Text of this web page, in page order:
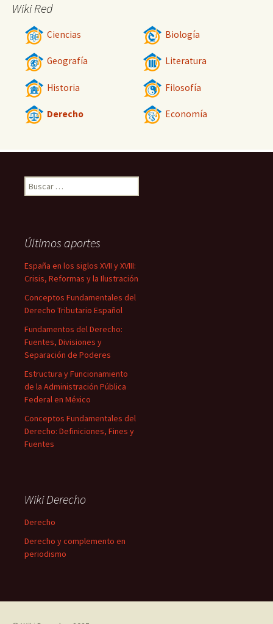
Wiki Red
Ciencias Biología
Geografía Literatura
Historia Filosofía
Derecho Economía
Buscar:
Últimos aportes
España en los siglos XVII y XVIII:
Crisis, Reformas y la Ilustración
Conceptos Fundamentales del
Derecho Tributario Español
Fundamentos del Derecho:
Fuentes, Divisiones y
Separación de Poderes
Estructura y Funcionamiento
de la Administración Pública
Federal en México
Conceptos Fundamentales del
Derecho: Definiciones, Fines y
Fuentes
Wiki Derecho
Derecho
Derecho y complemento en
periodismo